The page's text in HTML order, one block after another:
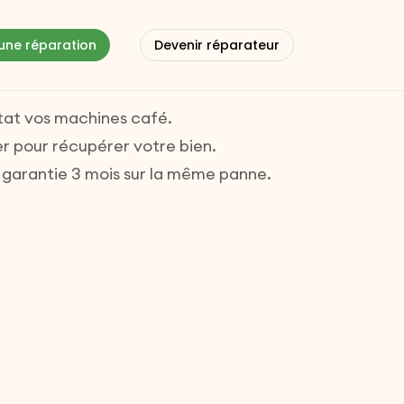
réparation Devenir réparateur
vos machines café.
pour récupérer votre bien.
3 mois sur la même panne.